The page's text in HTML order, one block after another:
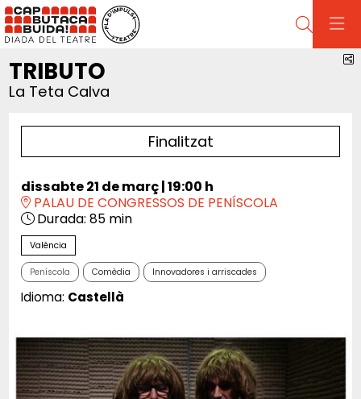
Cerca
TRIBUTO
La Teta Calva
Finalitzat
dissabte 21 de març|19:00 h
PALAU DE CONGRESSOS DE PENÍSCOLA
Durada: 85 min
València
Peníscola Comèdia Innovadores i arriscades
Idioma: Castellà